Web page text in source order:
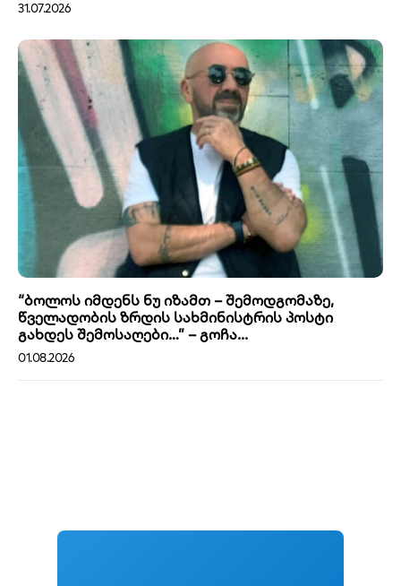
31.07.2026
“ბოლოს იმდენს ნუ იზამთ – შემოდგომაზე,
წველადობის ზრდის სახმინისტრის პოსტი
გახდეს შემოსაღები…” – გოჩა...
01.08.2026